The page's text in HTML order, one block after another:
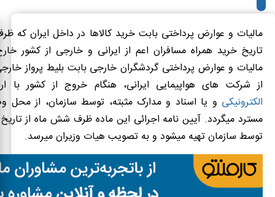
مالیات و عوارض پرداختی بابت خرید کالاها در داخل ایران که
تاریخ خرید همراه مسافران اعم از ایرانی و خارجی از کشور
مالیات و عوارض پرداختی گردشگران خارجی بابت بلیط پرواز
از شرکت‌ های هواپیمایی ایرانی، هنگام خروج از کشور با
الکترونیکی و یا اسناد و مدارک مثبته، توسط سازمان، از محل
مسترد میگردد. آیین نامه اجرائی این ماده ظرف شش ماه از تاریخ
توسط سازمان تهیه میشود و به تصویب هیات وزیران میرسد.